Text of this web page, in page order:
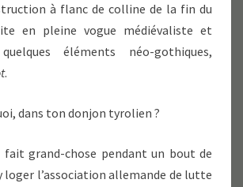
à flanc de colline de la fin du
en pleine vogue médiévaliste et
éléments néo-gothiques,
.
dans ton donjon tyrolien ?
fait grand-chose pendant un bout de
loger l’association allemande de lutte